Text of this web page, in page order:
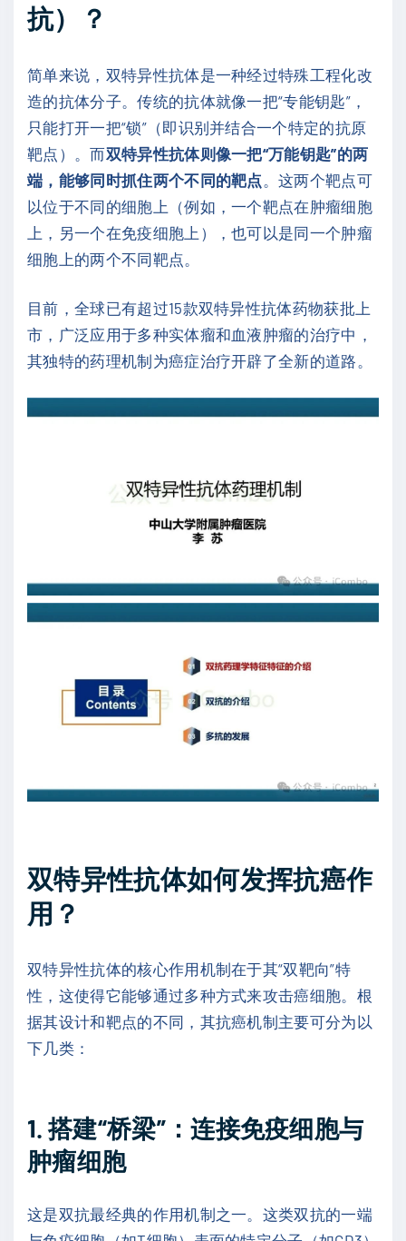
抗）？
简单来说，双特异性抗体是一种经过特殊工程化改
造的抗体分子。传统的抗体就像一把“专能钥匙”，
只能打开一把“锁”（即识别并结合一个特定的抗原
靶点）。而双特异性抗体则像一把“万能钥匙”的两
端，能够同时抓住两个不同的靶点 。这两个靶点可
以位于不同的细胞上（例如，一个靶点在肿瘤细胞
上，另一个在免疫细胞上），也可以是同一个肿瘤
细胞上的两个不同靶点。
目前，全球已有超过15款双特异性抗体药物获批上
市，广泛应用于多种实体瘤和血液肿瘤的治疗中，
其独特的药理机制为癌症治疗开辟了全新的道路。
双特异性抗体如何发挥抗癌作
用？
双特异性抗体的核心作用机制在于其“双靶向”特
性，这使得它能够通过多种方式来攻击癌细胞。根
据其设计和靶点的不同，其抗癌机制主要可分为以
下几类：
1. 搭建“桥梁”：连接免疫细胞与
肿瘤细胞
这是双抗最经典的作用机制之一。这类双抗的一端